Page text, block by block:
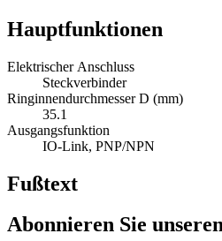
Hauptfunktionen
Elektrischer Anschluss
Steckverbinder
Ringinnendurchmesser D (mm)
35.1
Ausgangsfunktion
IO-Link, PNP/NPN
Fußtext
Abonnieren Sie